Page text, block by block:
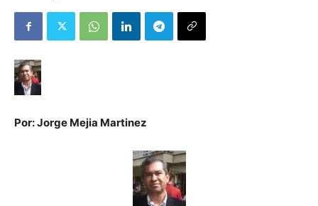
Por: Jorge Mejia Martinez